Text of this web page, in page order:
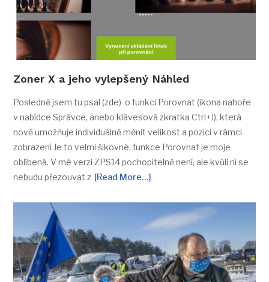
Zoner X a jeho vylepšený Náhled
Posledně jsem tu psal (zde) o funkci Porovnat (ikona nahoře
v nabídce Správce, anebo klávesová zkratka Ctrl+J), která
nově umožňuje individuálně měnit velikost a pozici v rámci
zobrazení Je to velmi šikovné, funkce Porovnat je moje
oblíbená. V mé verzi ZPS14 pochopitelně není, ale kvůli ní se
nebudu přezouvat z [Read More…]